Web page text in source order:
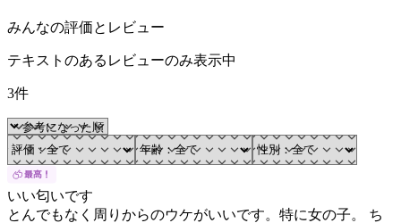
みんなの評価とレビュー
テキストのあるレビューのみ表示中
3件
いい匂いです
とんでもなく周りからのウケがいいです。特に女の子。 ち